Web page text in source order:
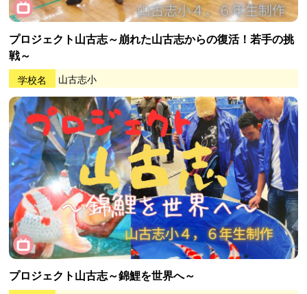
プロジェクト山古志～崩れた山古志からの復活！若手の挑
戦～
学校名 山古志小
プロジェクト山古志～錦鯉を世界へ～